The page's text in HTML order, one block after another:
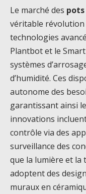
Le marché des
véritable révolution
technologies
Plantbot et le
systèmes
d’humidité. Ces
autonome des
garantissant ainsi
innovations
contrôle via des
surveillance des
que la lumière et la
adoptent des
muraux en